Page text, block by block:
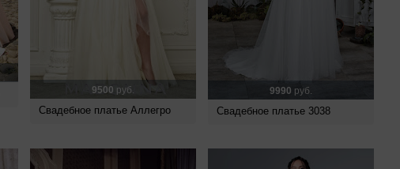
9500 руб.
Свадебное платье Аллегро
9990 руб.
Свадебное платье 3038